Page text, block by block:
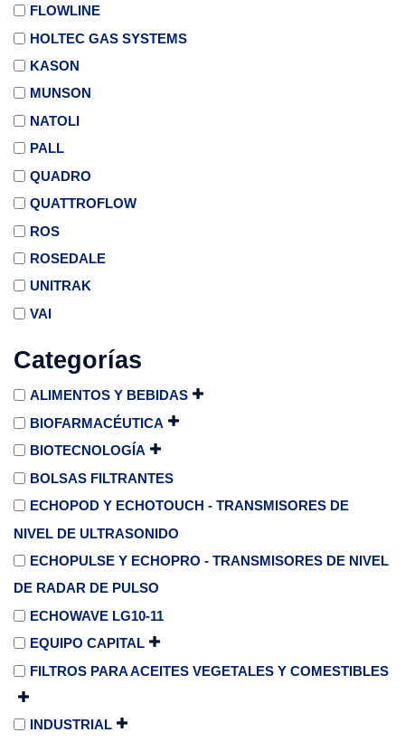
FLOWLINE
HOLTEC GAS SYSTEMS
KASON
MUNSON
NATOLI
PALL
QUADRO
QUATTROFLOW
ROS
ROSEDALE
UNITRAK
VAI
Categorías
ALIMENTOS Y BEBIDAS
BIOFARMACÉUTICA
BIOTECNOLOGÍA
BOLSAS FILTRANTES
ECHOPOD Y ECHOTOUCH - TRANSMISORES DE
NIVEL DE ULTRASONIDO
ECHOPULSE Y ECHOPRO - TRANSMISORES DE NIVEL
DE RADAR DE PULSO
ECHOWAVE LG10-11
EQUIPO CAPITAL
FILTROS PARA ACEITES VEGETALES Y COMESTIBLES
INDUSTRIAL